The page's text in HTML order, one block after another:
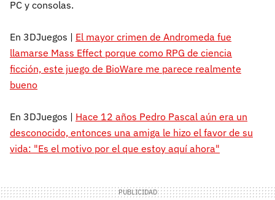
PC y consolas.
En 3DJuegos | El mayor crimen de Andromeda fue
llamarse Mass Effect porque como RPG de ciencia
ficción, este juego de BioWare me parece realmente
bueno
En 3DJuegos | Hace 12 años Pedro Pascal aún era un
desconocido, entonces una amiga le hizo el favor de su
vida: "Es el motivo por el que estoy aquí ahora"